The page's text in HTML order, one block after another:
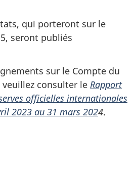
qui porteront sur le
seront publiés
sur le Compte du
consulter le Rapport
officielles internationales
2023 au 31 mars 2024.